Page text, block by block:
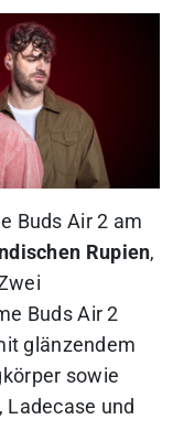
Buds Air 2 am
Rupien,
Buds Air 2
glänzendem
sowie
Ladecase und